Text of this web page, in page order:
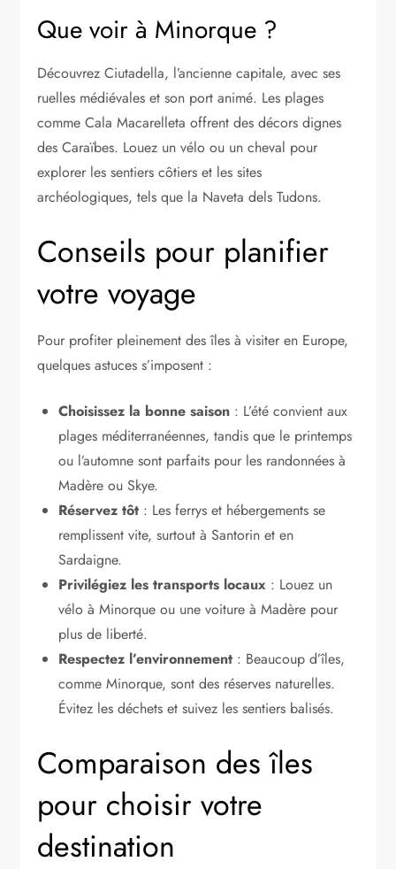
Que voir à Minorque ?
Découvrez Ciutadella, l’ancienne capitale, avec ses
ruelles médiévales et son port animé. Les plages
comme Cala Macarelleta offrent des décors dignes
des Caraïbes. Louez un vélo ou un cheval pour
explorer les sentiers côtiers et les sites
archéologiques, tels que la Naveta dels Tudons.
Conseils pour planifier
votre voyage
Pour profiter pleinement des îles à visiter en Europe,
quelques astuces s’imposent :
Choisissez la bonne saison : L’été convient aux
plages méditerranéennes, tandis que le printemps
ou l’automne sont parfaits pour les randonnées à
Madère ou Skye.
Réservez tôt : Les ferrys et hébergements se
remplissent vite, surtout à Santorin et en
Sardaigne.
Privilégiez les transports locaux : Louez un
vélo à Minorque ou une voiture à Madère pour
plus de liberté.
Respectez l’environnement : Beaucoup d’îles,
comme Minorque, sont des réserves naturelles.
Évitez les déchets et suivez les sentiers balisés.
Comparaison des îles
pour choisir votre
destination